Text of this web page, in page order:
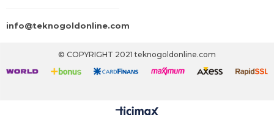
info@teknogoldonline.com
© COPYRIGHT 2021 teknogoldonline.com